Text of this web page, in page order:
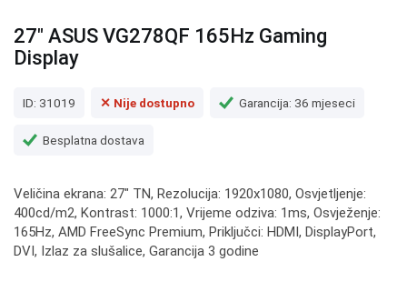
27" ASUS VG278QF 165Hz Gaming
Display
ID: 31019 ✕ Nije dostupno Garancija: 36 mjeseci
Besplatna dostava
Veličina ekrana: 27" TN, Rezolucija: 1920x1080, Osvjetljenje:
400cd/m2, Kontrast: 1000:1, Vrijeme odziva: 1ms, Osvježenje:
165Hz, AMD FreeSync Premium, Priključci: HDMI, DisplayPort,
DVI, Izlaz za slušalice, Garancija 3 godine